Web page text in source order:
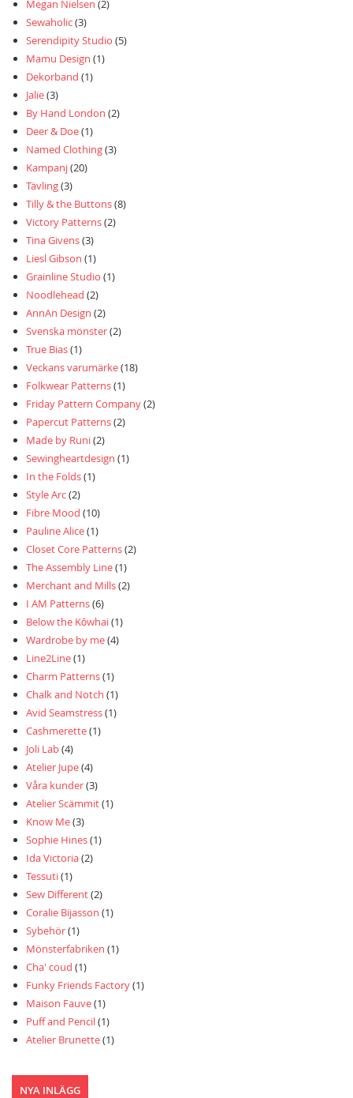
Megan Nielsen (2)
Sewaholic(3)
Serendipity Studio (5)
Mamu Design (1)
Dekorband (1)
Jalie(3)
By Hand London (2)
Deer & Doe(1)
Named Clothing(3)
Kampanj(20)
Tävling(3)
Tilly & the Buttons(8)
Victory Patterns(2)
Tina Givens(3)
Liesl Gibson (1)
Grainline Studio (1)
Noodlehead (2)
AnnAn Design (2)
Svenska mönster(2)
True Bias(1)
Veckans varumärke(18)
Folkwear Patterns(1)
Friday Pattern Company(2)
Papercut Patterns(2)
Made by Runi(2)
Sewingheartdesign (1)
In the Folds(1)
Style Arc(2)
Fibre Mood (10)
Pauline Alice(1)
Closet Core Patterns(2)
The Assembly Line(1)
Merchant and Mills(2)
I AM Patterns(6)
Below the Kōwhai(1)
Wardrobe by me(4)
Line2Line(1)
Charm Patterns(1)
Chalk and Notch (1)
Avid Seamstress(1)
Cashmerette(1)
Joli Lab(4)
Atelier Jupe(4)
Våra kunder(3)
Atelier Scämmit(1)
Know Me(3)
Sophie Hines(1)
Ida Victoria(2)
Tessuti(1)
Sew Different(2)
Coralie Bijasson (1)
Sybehör(1)
Mönsterfabriken (1)
Cha' coud (1)
Funky Friends Factory(1)
Maison Fauve(1)
Puff and Pencil(1)
Atelier Brunette(1)
NYA INLÄGG